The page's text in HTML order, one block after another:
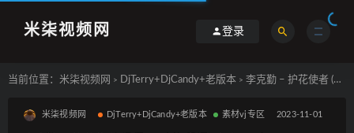
米柒视频网 登录
当前位置： 米柒视频网 > DjTerry+DjCandy+老版本 > 李克勤 – 护花使者 (DjTerry Mix粤语) 夜店.mp4
米柒视频网 DjTerry+DjCandy+老版本 素材vj专区 2023-11-01